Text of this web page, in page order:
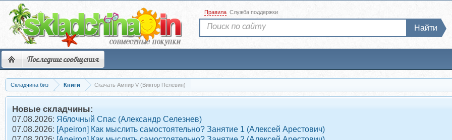
Последние сообщения
Правила Служба поддержки
Найти
Складчина биз Книги Скачать Ампир V (Виктор Пелевин)
Новые складчины:
07.08.2026: Яблочный Спас (Александр Селезнев)
07.08.2026: [Apeiron] Как мыслить самостоятельно? Занятие 1 (Алексей Арестович)